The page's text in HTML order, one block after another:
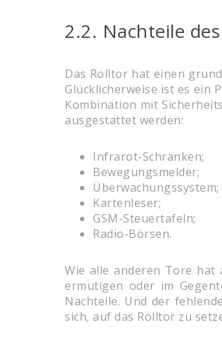
2.2. Nachteile
Das Rolltor hat einen
Glücklicherweise ist es ein
Kombination mit
ausgestattet werden:
Infrarot-Schranken;
Bewegungsmelder;
Überwachungssystem;
Kartenleser;
GSM-Steuertafeln;
Radio-Börsen.
Wie alle anderen Tore hat
ermutigen oder im
Nachteile. Und der
sich, auf das Rolltor zu